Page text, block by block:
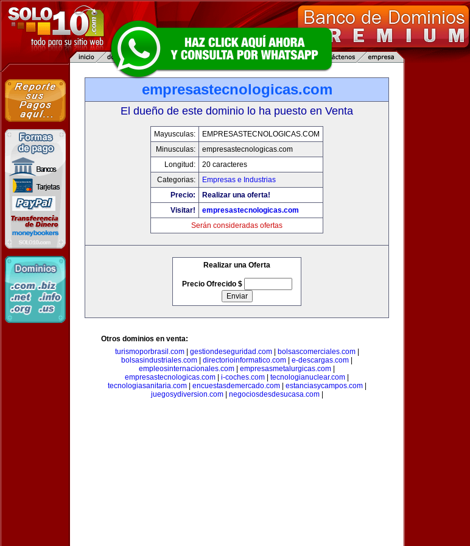
empresastecnologicas.com
El dueño de este dominio lo ha puesto en Venta
Mayusculas:
EMPRESASTECNOLOGICAS.COM
Minusculas:
empresastecnologicas.com
Longitud:
20 caracteres
Categorias:
Empresas e Industrias
Precio:
Realizar una oferta!
Visitar!
empresastecnologicas.com
Serán consideradas ofertas
Realizar una Oferta
Precio Ofrecido $
Otros dominios en venta:
turismoporbrasil.com| gestiondeseguridad.com| bolsascomerciales.com|
bolsasindustriales.com
directorioinformatico.com e-descargas.com
empleosinternacionales.com
empresasmetalurgicas.com
empresastecnologicas.com
i-coches.com tecnologianuclear.com
tecnologiasanitaria.com| encuestasdemercado.com| estanciasycampos.com|
juegosydiversion.com| negociosdesdesucasa.com|